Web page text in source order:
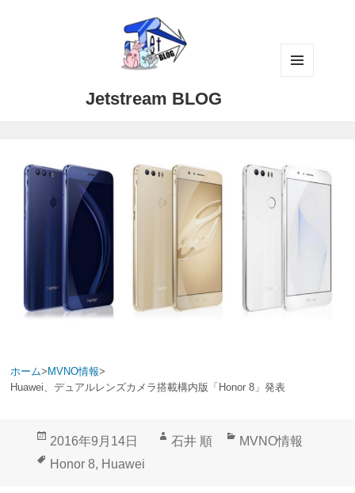
Jetstream BLOG
ホーム> MVNO情報>
Huawei、デュアルレンズカメラ搭載構内版「Honor 8」発表
投
稿
2016年9月14日
作
石井 順
カ
MVNO情報
タ
Honor 8, Huawei